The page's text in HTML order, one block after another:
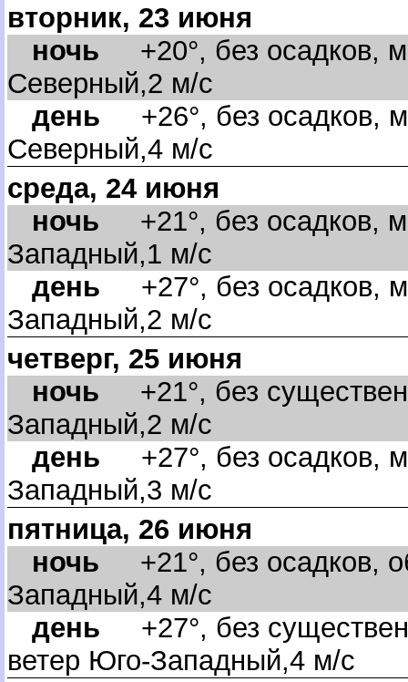
торник, 23 июня
ночь +20°, без осадков,
Северный,2 м/с
день +26°, без осадков,
Северный,4 м/с
среда, 24 июня
ночь +21°, без осадков,
Западный,1 м/с
день +27°, без осадков,
Западный,2 м/с
четверг, 25 июня
ночь +21°, без
Западный,2 м/с
день +27°, без осадков,
Западный,3 м/с
пятница, 26 июня
ночь +21°, без осадков,
Западный,4 м/с
день +27°, без
етер Юго-Западный,4 м/с